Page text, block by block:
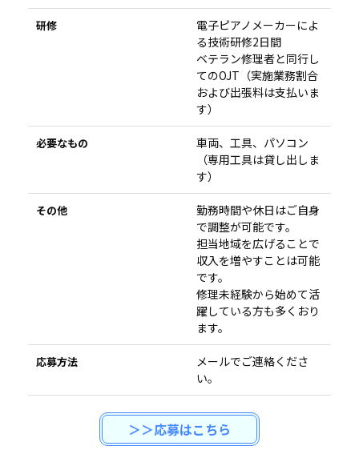
研修
電子ピアノメーカーによ
る技術研修2日間
ベテラン修理者と同行し
てのOJT（実施業務割合
および出張料は支払いま
す）
必要なもの
車両、工具、パソコン
（専用工具は貸し出しま
す）
その他
勤務時間や休日はご自身
で調整が可能です。
担当地域を広げることで
収入を増やすことは可能
です。
修理未経験から始めて活
躍している方も多くおり
ます。
応募方法
メールでご連絡くださ
い。
＞＞応募はこちら